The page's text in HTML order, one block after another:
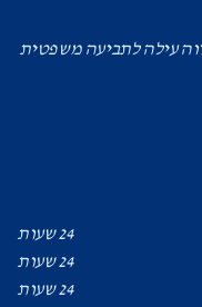
עילה לתביעה משפטית
24 שעות
24 שעות
24 שעות